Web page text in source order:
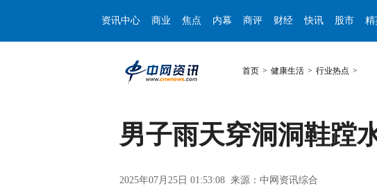
资讯中心 商业 焦点 内幕 商评 财经 快讯 股市 精
首页 > 健康生活 > 行业热点 >
男子雨天穿洞洞鞋蹚
2025年07月25日 01:53:08 来源：中网资讯综合